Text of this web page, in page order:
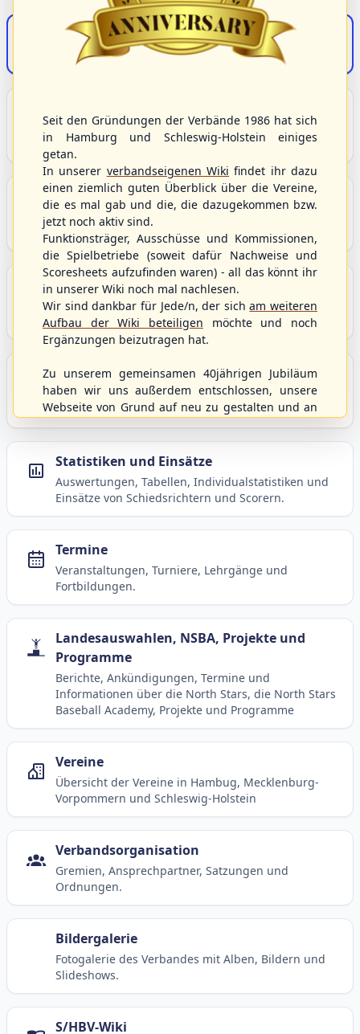
S/HBV-Shop
Der Onlineshop des S/HBV
Grundlagen und Hintergründe zu Baseball, Softball
und Baseball5.
Berichte und Neuigkeiten
Aktuelle Meldungen, Berichte und Nachrichten aus
dem S/HBV, Deutschland und der Welt.
Aktuelle und anstehende Livestreams
Übersicht aller aktuell angebotenen Livestreams für
Baseball, Softball und Baseball5.
Spielbetrieb
Ligen, Spielpläne, Statistiken und Informationen
zum laufenden Spielbetrieb.
Statistiken und Einsätze
Auswertungen, Tabellen, Individualstatistiken und
Einsätze von Schiedsrichtern und Scorern.
Termine
Veranstaltungen, Turniere, Lehrgänge und
Fortbildungen.
Landesauswahlen, NSBA, Projekte und
Programme
Berichte, Ankündigungen, Termine und
Informationen über die North Stars, die North Stars
Baseball Academy, Projekte und Programme
Vereine
Übersicht der Vereine in Hambug, Mecklenburg-
Vorpommern und Schleswig-Holstein
Verbandsorganisation
Gremien, Ansprechpartner, Satzungen und
Ordnungen.
Bildergalerie
Fotogalerie des Verbandes mit Alben, Bildern und
Slideshows.
S/HBV-Wiki
Seit den Gründungen der Verbände 1986 hat sich
in Hamburg und Schleswig-Holstein einiges
getan.
In unserer verbandseigenen Wiki findet ihr dazu
einen ziemlich guten Überblick über die Vereine,
die es mal gab und die, die dazugekommen bzw.
jetzt noch aktiv sind.
Funktionsträger, Ausschüsse und Kommissionen,
die Spielbetriebe (soweit dafür Nachweise und
Scoresheets aufzufinden waren) - all das könnt ihr
in unserer Wiki noch mal nachlesen.
Wir sind dankbar für Jede/n, der sicham weiteren
Aufbau der Wiki beteiligen möchte und noch
Ergänzungen beizutragen hat.
Zu unserem gemeinsamen 40jährigen Jubiläum
haben wir uns außerdem entschlossen, unsere
Webseite von Grund auf neu zu gestalten und an
Dabei wurden die Nutzernamen und Kennworte
mit den Berechtigungen von der alten Homepage
hierher kopiert und sollten weiterhin
uneingeschränkt genutzt werden können.
gerne an die Verbandsadresse
schicken.